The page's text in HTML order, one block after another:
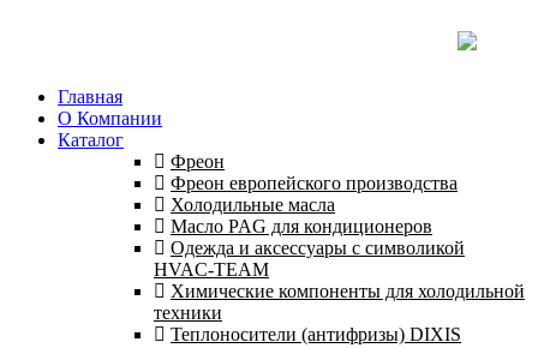
Главная
О Компании
Каталог
Фреон
Фреон европейского производства
Холодильные масла
Масло PAG для кондиционеров
Одежда и аксессуары с символикой
HVAC-TEAM
Химические компоненты для холодильной
техники
Теплоносители (антифризы) DIXIS